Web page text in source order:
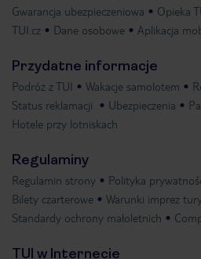
Gwarancja ubezpieczeniowa
Opieka
TUI.cz
Dane osobowe Aplikacja
Przydatne informacje
Podróż z TUI Wakacje samolotem
Status reklamacji
Ubezpieczenia
Hotele przy lotniskach
Regulaminy
Regulamin strony Polityka
Bilety czarterowe
Warunki imprez
Standardy ochrony małoletnich
TUI w Internecie